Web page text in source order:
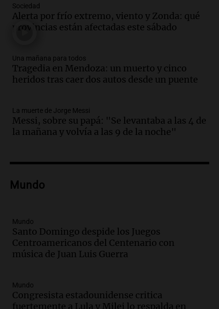
Episodios
Audio. Ley de Propiedad Privada: el revés
en el Congreso expuso una debilidad
Una mañana para todos
Episodios
Audio.Casabindo se prepara para una
Una mañana para todos
Episodios
Audio.Borges, abogada de Pourrain:
hacerle preguntas y nunca regresó"
Episodios
800 kilos de basura por jornada
Una mañana para todos
Episodios
Audio. La historia de la servilleta que
Una mañana para todos
Episodios
Sociedad
Alerta por frío extremo, viento y Zonda: qué
provincias están afectadas este sábado
Una mañana para todos
Tragedia en Mendoza: un muerto y cinco
heridos tras caer dos autos desde un puente
La muerte de Jorge Messi
Messi, sobre su papá: "Se levantaba a las 4 de
la mañana y volvía a las 9 de la noche"
Mundo
Mundo
Santo Domingo despide los Juegos
Centroamericanos del Centenario con
música de Juan Luis Guerra
Mundo
Congresista estadounidense critica
fuertemente a Lula y Milei lo respalda en